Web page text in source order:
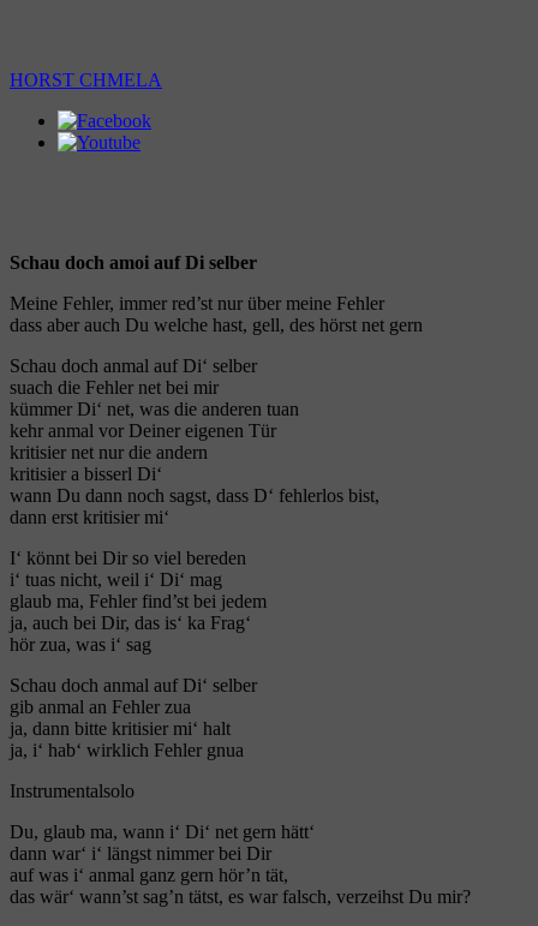
HORST CHMELA
Schau doch amoi auf Di selber
Meine Fehler, immer red’st nur über meine Fehler
dass aber auch Du welche hast, gell, des hörst net gern
Schau doch anmal auf Di‘ selber
suach die Fehler net bei mir
kümmer Di‘ net, was die anderen tuan
kehr anmal vor Deiner eigenen Tür
kritisier net nur die andern
kritisier a bisserl Di‘
wann Du dann noch sagst, dass D‘ fehlerlos bist,
dann erst kritisier mi‘
I‘ könnt bei Dir so viel bereden
i‘ tuas nicht, weil i‘ Di‘ mag
glaub ma, Fehler find’st bei jedem
ja, auch bei Dir, das is‘ ka Frag‘
hör zua, was i‘ sag
Schau doch anmal auf Di‘ selber
gib anmal an Fehler zua
ja, dann bitte kritisier mi‘ halt
ja, i‘ hab‘ wirklich Fehler gnua
Instrumentalsolo
Du, glaub ma, wann i‘ Di‘ net gern hätt‘
dann war‘ i‘ längst nimmer bei Dir
auf was i‘ anmal ganz gern hör’n tät,
das wär‘ wann’st sag’n tätst, es war falsch, verzeihst Du mir?